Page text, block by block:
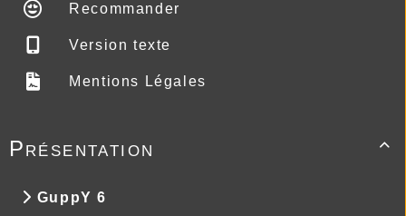
Recommander
Version texte
Mentions Légales

Présentation
GuppY 6